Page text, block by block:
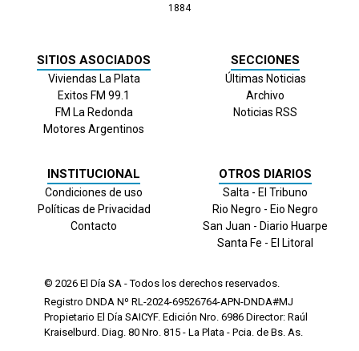
1884
SITIOS ASOCIADOS
Viviendas La Plata
Exitos FM 99.1
FM La Redonda
Motores Argentinos
SECCIONES
Últimas Noticias
Archivo
Noticias RSS
INSTITUCIONAL
Condiciones de uso
Políticas de Privacidad
Contacto
OTROS DIARIOS
Salta - El Tribuno
Rio Negro - Eio Negro
San Juan - Diario Huarpe
Santa Fe - El Litoral
© 2026 El Día SA - Todos los derechos reservados.
Registro DNDA Nº RL-2024-69526764-APN-DNDA#MJ
Propietario El Día SAICYF. Edición Nro. 6986 Director: Raúl
Kraiselburd. Diag. 80 Nro. 815 - La Plata - Pcia. de Bs. As.